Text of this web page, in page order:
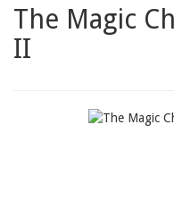
The Magic
II